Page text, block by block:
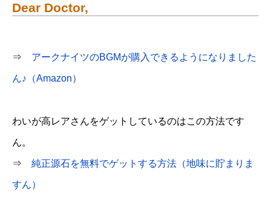
Dear Doctor,
⇒ アークナイツのBGMが購入できるようになりました
ん♪（Amazon）
わいが高レアさんをゲットしているのはこの方法です
ん。
⇒ 純正源石を無料でゲットする方法（地味に貯まりま
すん）